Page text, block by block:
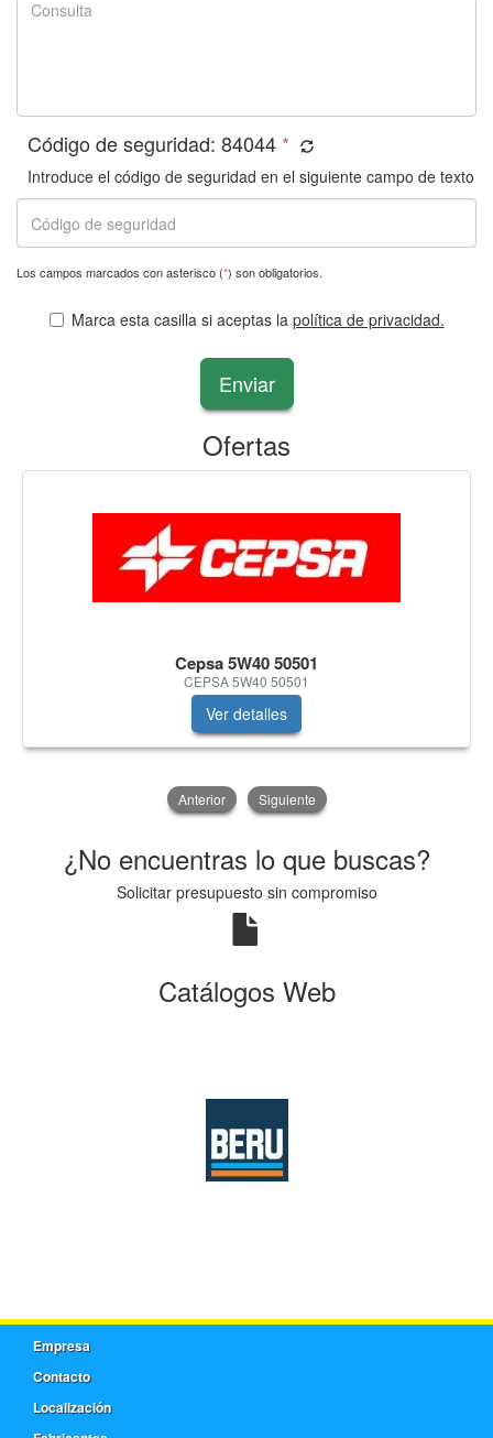
Código de seguridad: 84044 *
Introduce el código de seguridad en el siguiente campo de texto
Los campos marcados con asterisco (*) son obligatorios.
Marca esta casilla si aceptas la política de privacidad.
Enviar
Ofertas
Cepsa 5W40 50501
CEPSA 5W40 50501
Ver detalles
Anterior Siguiente
¿No encuentras lo que buscas?
Solicitar presupuesto sin compromiso
Catálogos Web
Empresa
Contacto
Localización